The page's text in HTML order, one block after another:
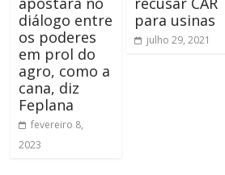
diálogo entre
os poderes
em prol do
agro, como a
cana, diz
Feplana
fevereiro 8,
2023
para usinas
julho 29, 2021